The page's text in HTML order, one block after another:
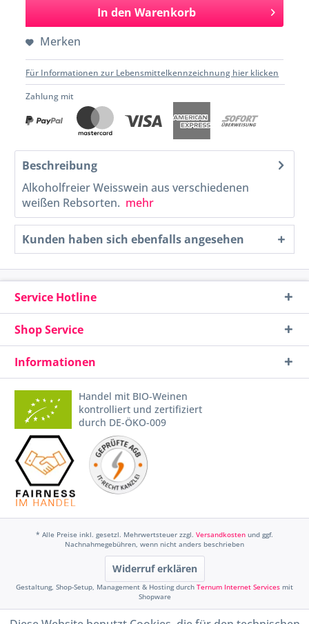
In den Warenkorb
Merken
Für Informationen zur Lebensmittelkennzeichnung hier klicken
Zahlung mit
Beschreibung
Alkoholfreier Weisswein aus verschiedenen
weißen Rebsorten. mehr
Kunden haben sich ebenfalls angesehen
Service Hotline
Shop Service
Informationen
Handel mit BIO-Weinen
kontrolliert und zertifiziert
durch DE-ÖKO-009
* Alle Preise inkl. gesetzl. Mehrwertsteuer zzgl. Versandkosten und ggf.
Nachnahmegebühren, wenn nicht anders beschrieben
Widerruf erklären
Gestaltung, Shop-Setup, Management & Hosting durch Ternum Internet Services mit
Shopware